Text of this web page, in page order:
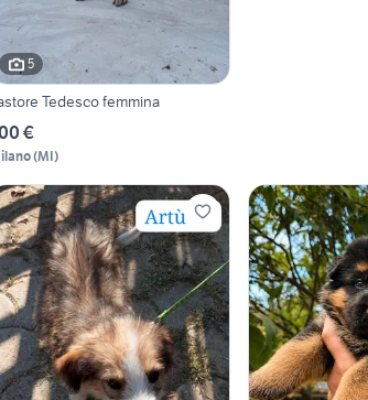
5
Tedesco femmina
€
(MI)